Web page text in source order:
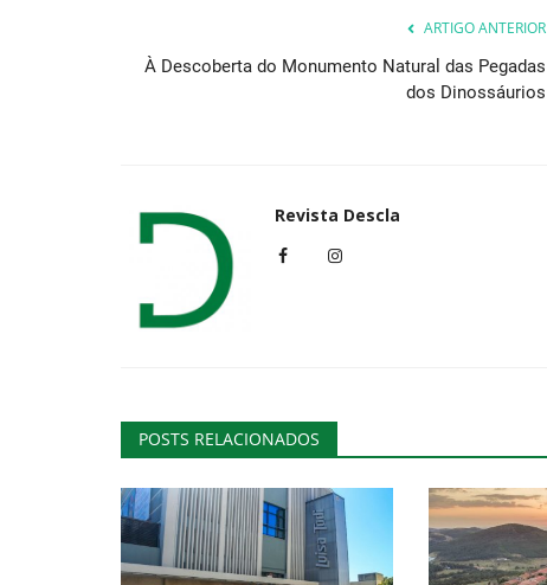
ARTIGO ANTERIOR
À Descoberta do Monumento Natural das Pegadas
dos Dinossáurios
Revista Descla
POSTS RELACIONADOS